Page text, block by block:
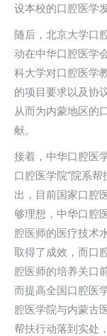
设本校的口腔医学发
随后，北京大学口
动在中华口腔医学
科大学对口腔医学
的项目要求以及协
从而为内蒙地区的
献。
接着，中华口腔医
口腔医学院“院系
出，目前国家口腔
够理想，中华口腔
腔医师的医疗技术
取得了成效，而口
腔医师的培养关口
而提高全国口腔医
腔医学院与内蒙古
帮扶行动落到实处